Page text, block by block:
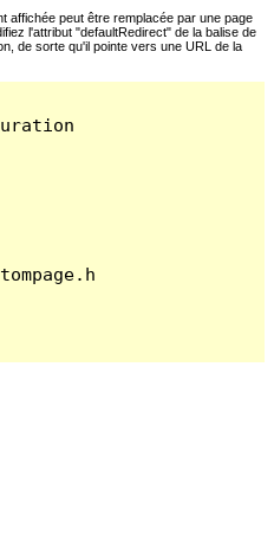
affichée peut être remplacée par une page
l'attribut "defaultRedirect" de la balise de
de sorte qu'il pointe vers une URL de la